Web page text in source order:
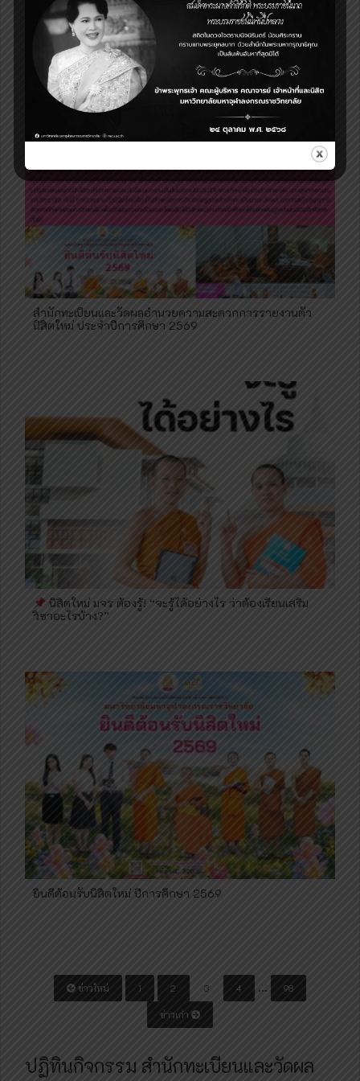
ประกาศ แจ้งวันเริ่มปรับค่าลงทะเบียนเรียนช้ากว่ากำหนด วันที่
25 มิถุนายน 2569
สำนักทะเบียนและวัดผลอำนวยความสะดวกการรายงานตัว
นิสิตใหม่ ประจำปีการศึกษา 2569
นิสิตใหม่ มจร ต้องรู้! “จะรู้ได้อย่างไร ว่าต้องเรียนเสริม
วิชาอะไรบ้าง?”
ยินดีต้อนรับนิสิตใหม่ ปีการศึกษา 2569
t
ข่าวใหม่ 1 2 3 4 … 98
ข่าวเก่า
ปฏิทินกิจกรรม สำนักทะเบียนและวัดผล